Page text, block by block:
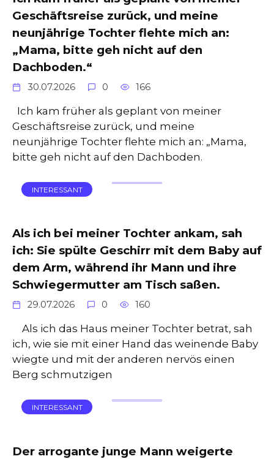
Geschäftsreise zurück, und meine
neunjährige Tochter flehte mich an:
„Mama, bitte geh nicht auf den
Dachboden.“
30.07.2026 0 166
Ich kam früher als geplant von meiner
Geschäftsreise zurück, und meine
neunjährige Tochter flehte mich an: „Mama,
bitte geh nicht auf den Dachboden.
INTERESSANT
Als ich bei meiner Tochter ankam, sah
ich: Sie spülte Geschirr mit dem Baby auf
dem Arm, während ihr Mann und ihre
Schwiegermutter am Tisch saßen.
29.07.2026 0 160
Als ich das Haus meiner Tochter betrat, sah
ich, wie sie mit einer Hand das weinende Baby
wiegte und mit der anderen nervös einen
Berg schmutzigen
INTERESSANT
Der arrogante junge Mann weigerte